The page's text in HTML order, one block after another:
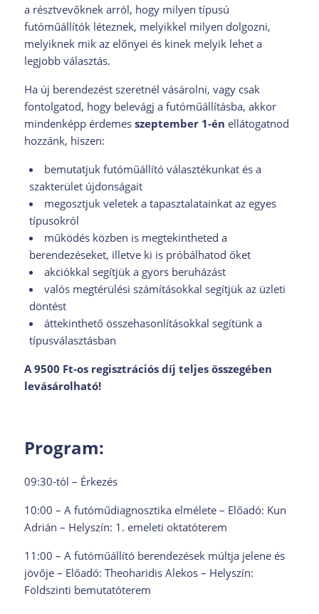
a résztvevőknek arról, hogy milyen típusú
futóműállítók léteznek, melyikkel milyen dolgozni,
melyiknek mik az előnyei és kinek melyik lehet a
legjobb választás.
Ha új berendezést szeretnél vásárolni, vagy csak
fontolgatod, hogy belevágj a futóműállításba, akkor
mindenképp érdemes szeptember 1-én ellátogatnod
hozzánk, hiszen:
bemutatjuk futóműállító választékunkat és a
szakterület újdonságait
megosztjuk veletek a tapasztalatainkat az egyes
típusokról
működés közben is megtekintheted a
berendezéseket, illetve ki is próbálhatod őket
akciókkal segítjük a gyors beruházást
valós megtérülési számításokkal segítjük az üzleti
döntést
áttekinthető összehasonlításokkal segítünk a
típusválasztásban
A 9500 Ft-os regisztrációs díj teljes összegében
levásárolható!
Program:
09:30-tól – Érkezés
10:00 – A futóműdiagnosztika elmélete – Előadó: Kun
Adrián – Helyszín: 1. emeleti oktatóterem
11:00 – A futóműállító berendezések múltja jelene és
jövője – Előadó: Theoharidis Alekos – Helyszín:
Földszinti bemutatóterem